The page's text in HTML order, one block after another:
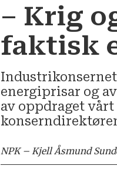
– Krig
faktisk
energiprisar og
av oppdraget vårt
NPK – Kjell Åsmund